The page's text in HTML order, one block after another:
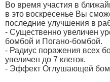
Во время участия в
в это воскресенье Вы
последние улучшения в
- Существенно увеличен
бомбой и Погано-бомбой.
- Радиус поражения всех
увеличен до 7 клеток.
- Эффект Оглушающей